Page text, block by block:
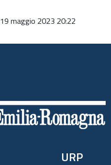
19 maggio 2023 20:22
URP